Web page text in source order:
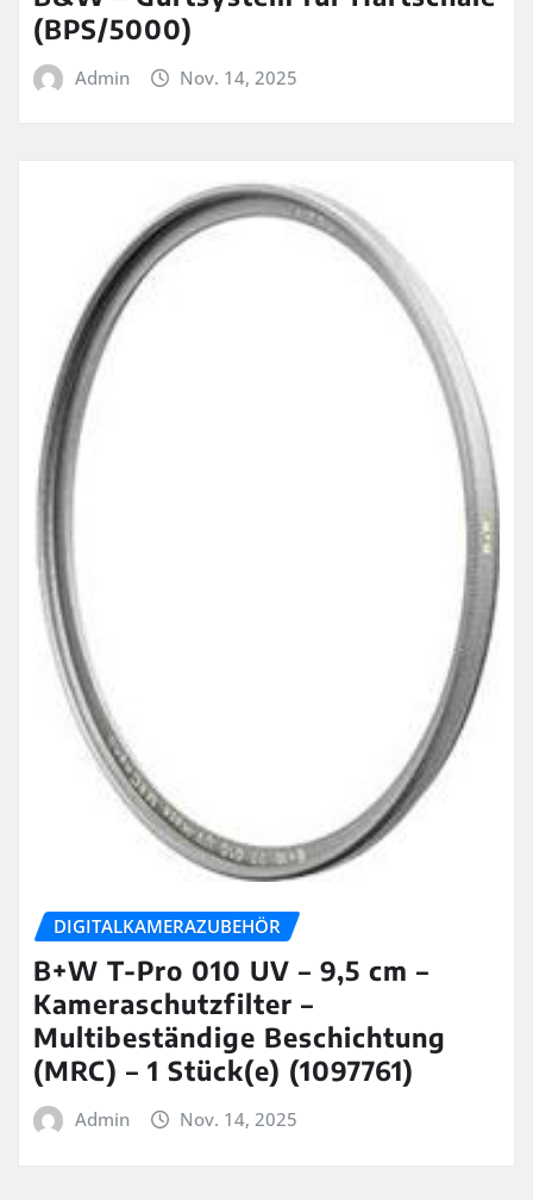
(BPS/5000)
Admin Nov. 14, 2025
DIGITALKAMERAZUBEHÖR
B+W T-Pro 010 UV – 9,5 cm –
Kameraschutzfilter –
Multibeständige Beschichtung
(MRC) – 1 Stück(e) (1097761)
Admin Nov. 14, 2025